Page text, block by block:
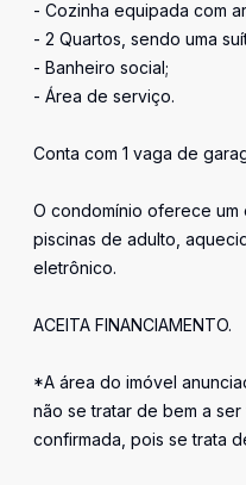
- Cozinha equipada com
- 2 Quartos, sendo uma
- Banheiro social;
- Área de serviço.
Conta com 1 vaga de
O condomínio oferece um
piscinas de adulto,
eletrônico.
ACEITA FINANCIAMENTO.
*A área do imóvel
não se tratar de bem a
confirmada, pois se trata